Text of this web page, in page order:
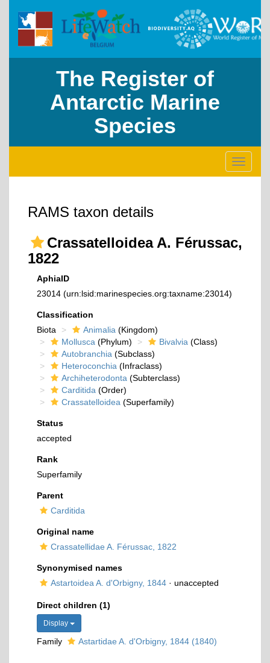
The Register of
Antarctic Marine
Species
Toggle
RAMS taxon details
Crassatelloidea A. Férussac,
1822
AphiaID
23014 (urn:lsid:marinespecies.org:taxname:23014)
Classification
Biota
Animalia (Kingdom)
Mollusca (Phylum) Bivalvia (Class)
Autobranchia (Subclass)
Heteroconchia (Infraclass)
Archiheterodonta (Subterclass)
Carditida (Order)
Crassatelloidea (Superfamily)
Status
accepted
Rank
Superfamily
Parent
Carditida
Original name
Crassatellidae A. Férussac, 1822
Synonymised names
Astartoidea A. d'Orbigny, 1844 · unaccepted
Direct children (1)
Display
Family Astartidae A. d'Orbigny, 1844 (1840)